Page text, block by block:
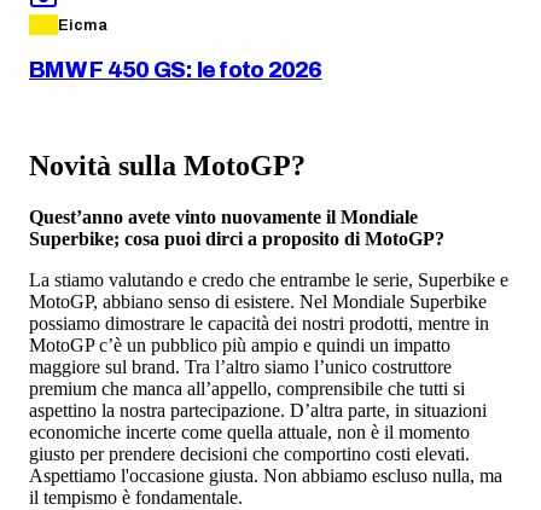
Eicma
BMW F 450 GS: le foto 2026
Novità sulla MotoGP?
Quest’anno avete vinto nuovamente il Mondiale
Superbike; cosa puoi dirci a proposito di MotoGP?
La stiamo valutando e credo che entrambe le serie, Superbike e
MotoGP, abbiano senso di esistere. Nel Mondiale Superbike
possiamo dimostrare le capacità dei nostri prodotti, mentre in
MotoGP c’è un pubblico più ampio e quindi un impatto
maggiore sul brand. Tra l’altro siamo l’unico costruttore
premium che manca all’appello, comprensibile che tutti si
aspettino la nostra partecipazione. D’altra parte, in situazioni
economiche incerte come quella attuale, non è il momento
giusto per prendere decisioni che comportino costi elevati.
Aspettiamo l'occasione giusta. Non abbiamo escluso nulla, ma
il tempismo è fondamentale.